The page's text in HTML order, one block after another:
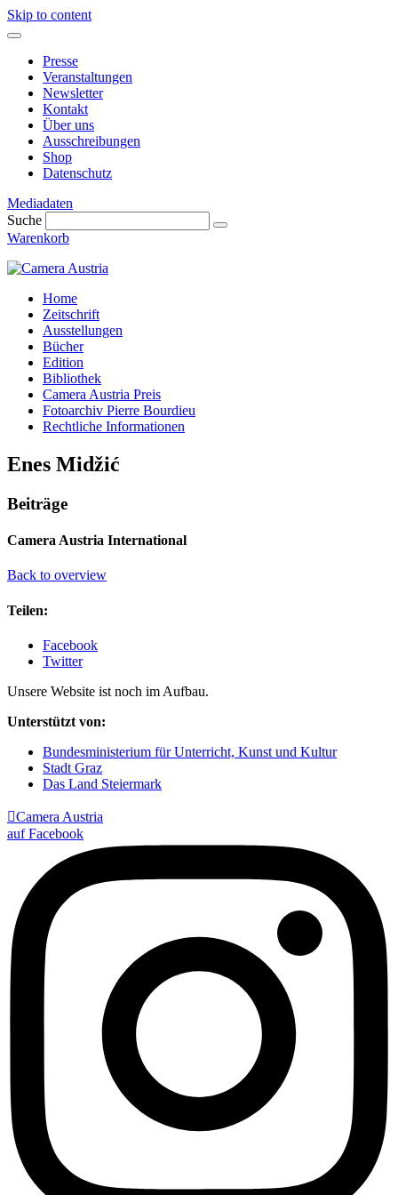
Skip to content
Presse
Veranstaltungen
Newsletter
Kontakt
Über uns
Ausschreibungen
Shop
Datenschutz
Mediadaten
Suche
Warenkorb
Home
Zeitschrift
Ausstellungen
Bücher
Edition
Bibliothek
Camera Austria Preis
Fotoarchiv Pierre Bourdieu
Rechtliche Informationen
Enes Midžić
Beiträge
Camera Austria International
Back to overview
Teilen:
Facebook
Twitter
Unsere Website ist noch im Aufbau.
Unterstützt von:
Bundesministerium für Unterricht, Kunst und Kultur
Stadt Graz
Das Land Steiermark
Camera Austria
auf Facebook